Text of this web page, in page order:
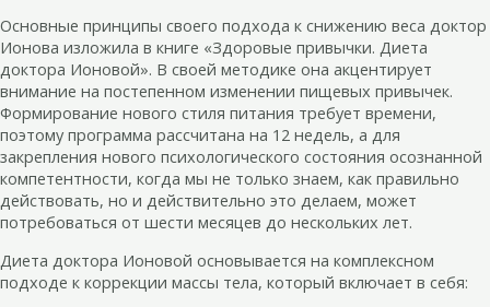
Основные принципы своего подхода к снижению веса доктор
Ионова изложила в книге «Здоровые привычки. Диета
доктора Ионовой». В своей методике она акцентирует
внимание на постепенном изменении пищевых привычек.
Формирование нового стиля питания требует времени,
поэтому программа рассчитана на 12 недель, а для
закрепления нового психологического состояния осознанной
компетентности, когда мы не только знаем, как правильно
действовать, но и действительно это делаем, может
потребоваться от шести месяцев до нескольких лет.
Диета доктора Ионовой основывается на комплексном
подходе к коррекции массы тела, который включает в себя: